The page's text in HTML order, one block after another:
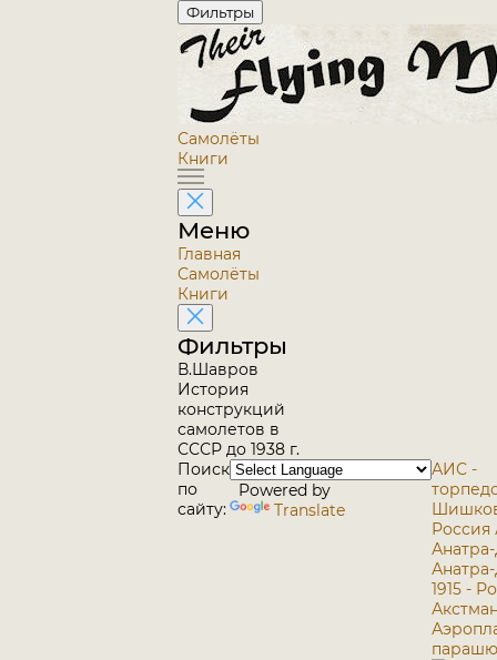
Фильтры
Самолёты
Книги
Меню
Главная
Самолёты
Книги
Фильтры
В.Шавров
История
конструкций
самолетов в
СССР до 1938 г.
Поиск
по
сайту:
Powered by
Translate
АИС -
Россия
1915 -